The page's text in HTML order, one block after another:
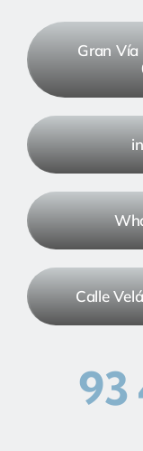
Gran
Calle
93